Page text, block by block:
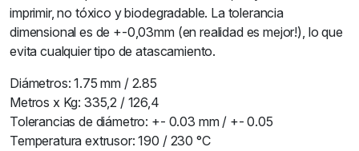
imprimir, no tóxico y biodegradable. La tolerancia
dimensional es de +-0,03mm (en realidad es mejor!), lo que
evita cualquier tipo de atascamiento.
Diámetros: 1.75 mm / 2.85
Metros x Kg: 335,2 / 126,4
Tolerancias de diámetro: +- 0.03 mm / +- 0.05
Temperatura extrusor: 190 / 230 °C